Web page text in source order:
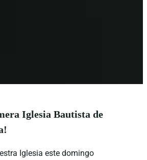
Iglesia Bautista de
Iglesia este domingo